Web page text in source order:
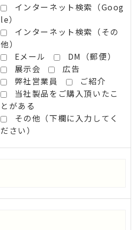
インターネット検索（Goog
le）
インターネット検索（その
他）
Eメール
DM（郵便）
展示会
広告
弊社営業員
ご紹介
当社製品をご購入頂いたこ
とがある
その他（下欄に入力してく
ださい）